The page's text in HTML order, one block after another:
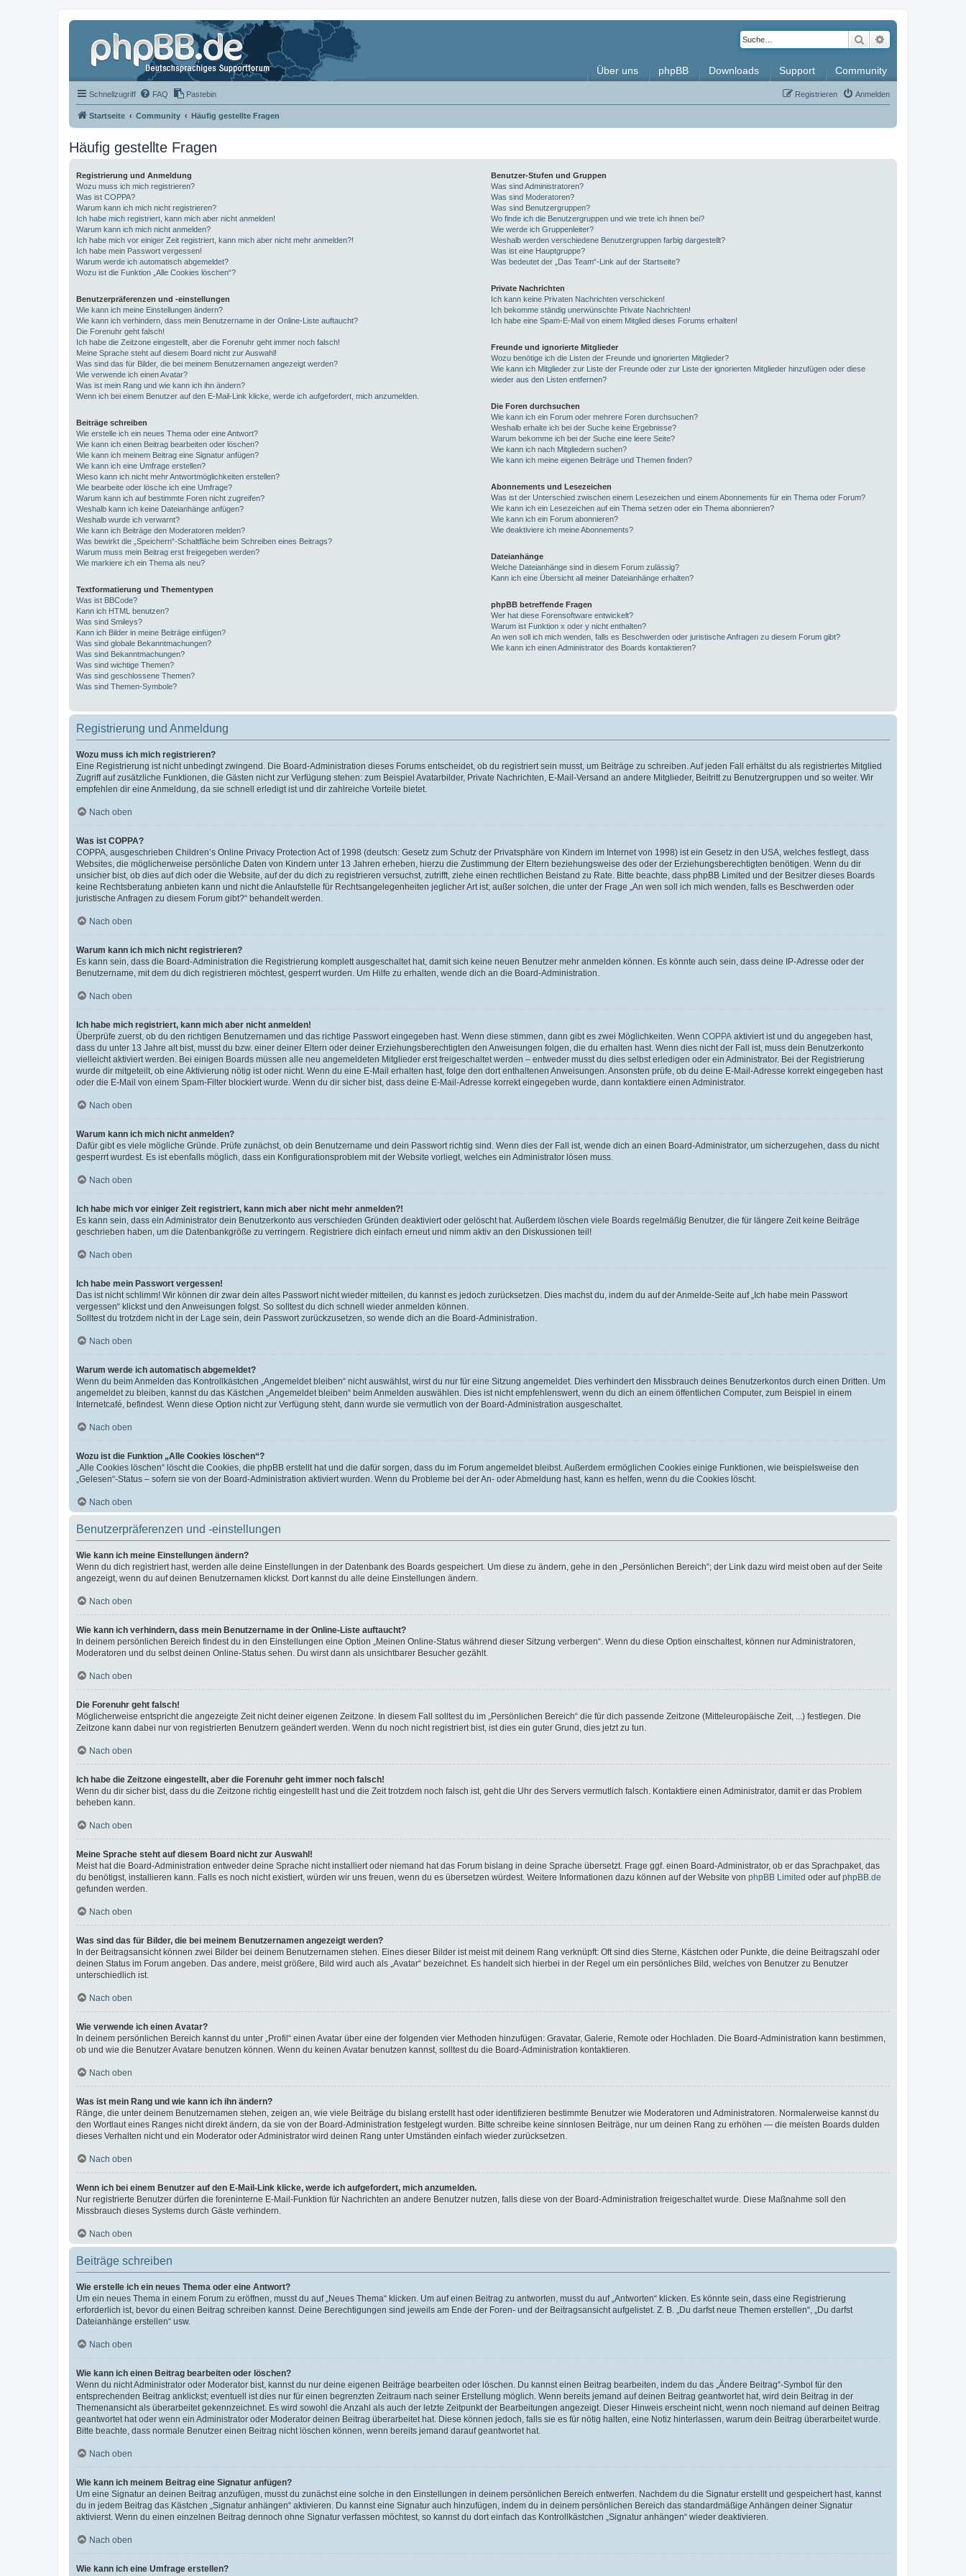
Suche
Über uns phpBB Downloads Support Community
Schnellzugriff FAQ Pastebin Anmelden
Registrieren
Startseite Community Häufig gestellte Fragen
Häufig gestellte Fragen
Registrierung und Anmeldung
Wozu muss ich mich registrieren?
Was ist COPPA?
Warum kann ich mich nicht registrieren?
Ich habe mich registriert, kann mich aber nicht anmelden!
Warum kann ich mich nicht anmelden?
Ich habe mich vor einiger Zeit registriert, kann mich aber nicht mehr anmelden?!
Ich habe mein Passwort vergessen!
Warum werde ich automatisch abgemeldet?
Wozu ist die Funktion „Alle Cookies löschen“?
Benutzerpräferenzen und -einstellungen
Wie kann ich meine Einstellungen ändern?
Wie kann ich verhindern, dass mein Benutzername in der Online-Liste auftaucht?
Die Forenuhr geht falsch!
Ich habe die Zeitzone eingestellt, aber die Forenuhr geht immer noch falsch!
Meine Sprache steht auf diesem Board nicht zur Auswahl!
Was sind das für Bilder, die bei meinem Benutzernamen angezeigt werden?
Wie verwende ich einen Avatar?
Was ist mein Rang und wie kann ich ihn ändern?
Wenn ich bei einem Benutzer auf den E-Mail-Link klicke, werde ich aufgefordert, mich anzumelden.
Beiträge schreiben
Wie erstelle ich ein neues Thema oder eine Antwort?
Wie kann ich einen Beitrag bearbeiten oder löschen?
Wie kann ich meinem Beitrag eine Signatur anfügen?
Wie kann ich eine Umfrage erstellen?
Wieso kann ich nicht mehr Antwortmöglichkeiten erstellen?
Wie bearbeite oder lösche ich eine Umfrage?
Warum kann ich auf bestimmte Foren nicht zugreifen?
Weshalb kann ich keine Dateianhänge anfügen?
Weshalb wurde ich verwarnt?
Wie kann ich Beiträge den Moderatoren melden?
Was bewirkt die „Speichern“-Schaltfläche beim Schreiben eines Beitrags?
Warum muss mein Beitrag erst freigegeben werden?
Wie markiere ich ein Thema als neu?
Textformatierung und Thementypen
Was ist BBCode?
Kann ich HTML benutzen?
Was sind Smileys?
Kann ich Bilder in meine Beiträge einfügen?
Was sind globale Bekanntmachungen?
Was sind Bekanntmachungen?
Was sind wichtige Themen?
Was sind geschlossene Themen?
Was sind Themen-Symbole?
Benutzer-Stufen und Gruppen
Was sind Administratoren?
Was sind Moderatoren?
Was sind Benutzergruppen?
Wo finde ich die Benutzergruppen und wie trete ich ihnen bei?
Wie werde ich Gruppenleiter?
Weshalb werden verschiedene Benutzergruppen farbig dargestellt?
Was ist eine Hauptgruppe?
Was bedeutet der „Das Team“-Link auf der Startseite?
Private Nachrichten
Ich kann keine Privaten Nachrichten verschicken!
Ich bekomme ständig unerwünschte Private Nachrichten!
Ich habe eine Spam-E-Mail von einem Mitglied dieses Forums erhalten!
Freunde und ignorierte Mitglieder
Wozu benötige ich die Listen der Freunde und ignorierten Mitglieder?
Wie kann ich Mitglieder zur Liste der Freunde oder zur Liste der ignorierten Mitglieder hinzufügen oder diese
wieder aus den Listen entfernen?
Die Foren durchsuchen
Wie kann ich ein Forum oder mehrere Foren durchsuchen?
Weshalb erhalte ich bei der Suche keine Ergebnisse?
Warum bekomme ich bei der Suche eine leere Seite?
Wie kann ich nach Mitgliedern suchen?
Wie kann ich meine eigenen Beiträge und Themen finden?
Abonnements und Lesezeichen
Was ist der Unterschied zwischen einem Lesezeichen und einem Abonnements für ein Thema oder Forum?
Wie kann ich ein Lesezeichen auf ein Thema setzen oder ein Thema abonnieren?
Wie kann ich ein Forum abonnieren?
Wie deaktiviere ich meine Abonnements?
Dateianhänge
Welche Dateianhänge sind in diesem Forum zulässig?
Kann ich eine Übersicht all meiner Dateianhänge erhalten?
phpBB betreffende Fragen
Wer hat diese Forensoftware entwickelt?
Warum ist Funktion x oder y nicht enthalten?
An wen soll ich mich wenden, falls es Beschwerden oder juristische Anfragen zu diesem Forum gibt?
Wie kann ich einen Administrator des Boards kontaktieren?
Registrierung und Anmeldung
Wozu muss ich mich registrieren?
Eine Registrierung ist nicht unbedingt zwingend. Die Board-Administration dieses Forums entscheidet, ob du registriert sein musst, um Beiträge zu schreiben. Auf jeden Fall erhältst du als registriertes Mitglied
Zugriff auf zusätzliche Funktionen, die Gästen nicht zur Verfügung stehen: zum Beispiel Avatarbilder, Private Nachrichten, E-Mail-Versand an andere Mitglieder, Beitritt zu Benutzergruppen und so weiter. Wir
empfehlen dir eine Anmeldung, da sie schnell erledigt ist und dir zahlreiche Vorteile bietet.
Nach oben
Was ist COPPA?
COPPA, ausgeschrieben Children’s Online Privacy Protection Act of 1998 (deutsch: Gesetz zum Schutz der Privatsphäre von Kindern im Internet von 1998) ist ein Gesetz in den USA, welches festlegt, dass
Websites, die möglicherweise persönliche Daten von Kindern unter 13 Jahren erheben, hierzu die Zustimmung der Eltern beziehungsweise des oder der Erziehungsberechtigten benötigen. Wenn du dir
unsicher bist, ob dies auf dich oder die Website, auf der du dich zu registrieren versuchst, zutrifft, ziehe einen rechtlichen Beistand zu Rate. Bitte beachte, dass phpBB Limited und der Besitzer dieses Boards
keine Rechtsberatung anbieten kann und nicht die Anlaufstelle für Rechtsangelegenheiten jeglicher Art ist; außer solchen, die unter der Frage „An wen soll ich mich wenden, falls es Beschwerden oder
juristische Anfragen zu diesem Forum gibt?“ behandelt werden.
Nach oben
Warum kann ich mich nicht registrieren?
Es kann sein, dass die Board-Administration die Registrierung komplett ausgeschaltet hat, damit sich keine neuen Benutzer mehr anmelden können. Es könnte auch sein, dass deine IP-Adresse oder der
Benutzername, mit dem du dich registrieren möchtest, gesperrt wurden. Um Hilfe zu erhalten, wende dich an die Board-Administration.
Nach oben
Ich habe mich registriert, kann mich aber nicht anmelden!
Überprüfe zuerst, ob du den richtigen Benutzernamen und das richtige Passwort eingegeben hast. Wenn diese stimmen, dann gibt es zwei Möglichkeiten. Wenn COPPA aktiviert ist und du angegeben hast,
dass du unter 13 Jahre alt bist, musst du bzw. einer deiner Eltern oder deiner Erziehungsberechtigten den Anweisungen folgen, die du erhalten hast. Wenn dies nicht der Fall ist, muss dein Benutzerkonto
vielleicht aktiviert werden. Bei einigen Boards müssen alle neu angemeldeten Mitglieder erst freigeschaltet werden – entweder musst du dies selbst erledigen oder ein Administrator. Bei der Registrierung
wurde dir mitgeteilt, ob eine Aktivierung nötig ist oder nicht. Wenn du eine E-Mail erhalten hast, folge den dort enthaltenen Anweisungen. Ansonsten prüfe, ob du deine E-Mail-Adresse korrekt eingegeben hast
oder die E-Mail von einem Spam-Filter blockiert wurde. Wenn du dir sicher bist, dass deine E-Mail-Adresse korrekt eingegeben wurde, dann kontaktiere einen Administrator.
Nach oben
Warum kann ich mich nicht anmelden?
Dafür gibt es viele mögliche Gründe. Prüfe zunächst, ob dein Benutzername und dein Passwort richtig sind. Wenn dies der Fall ist, wende dich an einen Board-Administrator, um sicherzugehen, dass du nicht
gesperrt wurdest. Es ist ebenfalls möglich, dass ein Konfigurationsproblem mit der Website vorliegt, welches ein Administrator lösen muss.
Nach oben
Ich habe mich vor einiger Zeit registriert, kann mich aber nicht mehr anmelden?!
Es kann sein, dass ein Administrator dein Benutzerkonto aus verschieden Gründen deaktiviert oder gelöscht hat. Außerdem löschen viele Boards regelmäßig Benutzer, die für längere Zeit keine Beiträge
geschrieben haben, um die Datenbankgröße zu verringern. Registriere dich einfach erneut und nimm aktiv an den Diskussionen teil!
Nach oben
Ich habe mein Passwort vergessen!
Das ist nicht schlimm! Wir können dir zwar dein altes Passwort nicht wieder mitteilen, du kannst es jedoch zurücksetzen. Dies machst du, indem du auf der Anmelde-Seite auf „Ich habe mein Passwort
vergessen“ klickst und den Anweisungen folgst. So solltest du dich schnell wieder anmelden können.
Solltest du trotzdem nicht in der Lage sein, dein Passwort zurückzusetzen, so wende dich an die Board-Administration.
Nach oben
Warum werde ich automatisch abgemeldet?
Wenn du beim Anmelden das Kontrollkästchen „Angemeldet bleiben“ nicht auswählst, wirst du nur für eine Sitzung angemeldet. Dies verhindert den Missbrauch deines Benutzerkontos durch einen Dritten. Um
angemeldet zu bleiben, kannst du das Kästchen „Angemeldet bleiben“ beim Anmelden auswählen. Dies ist nicht empfehlenswert, wenn du dich an einem öffentlichen Computer, zum Beispiel in einem
Internetcafé, befindest. Wenn diese Option nicht zur Verfügung steht, dann wurde sie vermutlich von der Board-Administration ausgeschaltet.
Nach oben
Wozu ist die Funktion „Alle Cookies löschen“?
„Alle Cookies löschen“ löscht die Cookies, die phpBB erstellt hat und die dafür sorgen, dass du im Forum angemeldet bleibst. Außerdem ermöglichen Cookies einige Funktionen, wie beispielsweise den
„Gelesen“-Status – sofern sie von der Board-Administration aktiviert wurden. Wenn du Probleme bei der An- oder Abmeldung hast, kann es helfen, wenn du die Cookies löscht.
Nach oben
Benutzerpräferenzen und -einstellungen
Wie kann ich meine Einstellungen ändern?
Wenn du dich registriert hast, werden alle deine Einstellungen in der Datenbank des Boards gespeichert. Um diese zu ändern, gehe in den „Persönlichen Bereich“; der Link dazu wird meist oben auf der Seite
angezeigt, wenn du auf deinen Benutzernamen klickst. Dort kannst du alle deine Einstellungen ändern.
Nach oben
Wie kann ich verhindern, dass mein Benutzername in der Online-Liste auftaucht?
In deinem persönlichen Bereich findest du in den Einstellungen eine Option „Meinen Online-Status während dieser Sitzung verbergen“. Wenn du diese Option einschaltest, können nur Administratoren,
Moderatoren und du selbst deinen Online-Status sehen. Du wirst dann als unsichtbarer Besucher gezählt.
Nach oben
Die Forenuhr geht falsch!
Möglicherweise entspricht die angezeigte Zeit nicht deiner eigenen Zeitzone. In diesem Fall solltest du im „Persönlichen Bereich“ die für dich passende Zeitzone (Mitteleuropäische Zeit, ...) festlegen. Die
Zeitzone kann dabei nur von registrierten Benutzern geändert werden. Wenn du noch nicht registriert bist, ist dies ein guter Grund, dies jetzt zu tun.
Nach oben
Ich habe die Zeitzone eingestellt, aber die Forenuhr geht immer noch falsch!
Wenn du dir sicher bist, dass du die Zeitzone richtig eingestellt hast und die Zeit trotzdem noch falsch ist, geht die Uhr des Servers vermutlich falsch. Kontaktiere einen Administrator, damit er das Problem
beheben kann.
Nach oben
Meine Sprache steht auf diesem Board nicht zur Auswahl!
Meist hat die Board-Administration entweder deine Sprache nicht installiert oder niemand hat das Forum bislang in deine Sprache übersetzt. Frage ggf. einen Board-Administrator, ob er das Sprachpaket, das
du benötigst, installieren kann. Falls es noch nicht existiert, würden wir uns freuen, wenn du es übersetzen würdest. Weitere Informationen dazu können auf der Website von phpBB Limited oder aufphpBB.de
gefunden werden.
Nach oben
Was sind das für Bilder, die bei meinem Benutzernamen angezeigt werden?
In der Beitragsansicht können zwei Bilder bei deinem Benutzernamen stehen. Eines dieser Bilder ist meist mit deinem Rang verknüpft: Oft sind dies Sterne, Kästchen oder Punkte, die deine Beitragszahl oder
deinen Status im Forum angeben. Das andere, meist größere, Bild wird auch als „Avatar“ bezeichnet. Es handelt sich hierbei in der Regel um ein persönliches Bild, welches von Benutzer zu Benutzer
unterschiedlich ist.
Nach oben
Wie verwende ich einen Avatar?
In deinem persönlichen Bereich kannst du unter „Profil“ einen Avatar über eine der folgenden vier Methoden hinzufügen: Gravatar, Galerie, Remote oder Hochladen. Die Board-Administration kann bestimmen,
ob und wie die Benutzer Avatare benutzen können. Wenn du keinen Avatar benutzen kannst, solltest du die Board-Administration kontaktieren.
Nach oben
Was ist mein Rang und wie kann ich ihn ändern?
Ränge, die unter deinem Benutzernamen stehen, zeigen an, wie viele Beiträge du bislang erstellt hast oder identifizieren bestimmte Benutzer wie Moderatoren und Administratoren. Normalerweise kannst du
den Wortlaut eines Ranges nicht direkt ändern, da sie von der Board-Administration festgelegt wurden. Bitte schreibe keine sinnlosen Beiträge, nur um deinen Rang zu erhöhen — die meisten Boards dulden
dieses Verhalten nicht und ein Moderator oder Administrator wird deinen Rang unter Umständen einfach wieder zurücksetzen.
Nach oben
Wenn ich bei einem Benutzer auf den E-Mail-Link klicke, werde ich aufgefordert, mich anzumelden.
Nur registrierte Benutzer dürfen die foreninterne E-Mail-Funktion für Nachrichten an andere Benutzer nutzen, falls diese von der Board-Administration freigeschaltet wurde. Diese Maßnahme soll den
Missbrauch dieses Systems durch Gäste verhindern.
Nach oben
Beiträge schreiben
Wie erstelle ich ein neues Thema oder eine Antwort?
Um ein neues Thema in einem Forum zu eröffnen, musst du auf „Neues Thema“ klicken. Um auf einen Beitrag zu antworten, musst du auf „Antworten“ klicken. Es könnte sein, dass eine Registrierung
erforderlich ist, bevor du einen Beitrag schreiben kannst. Deine Berechtigungen sind jeweils am Ende der Foren- und der Beitragsansicht aufgelistet. Z. B. „Du darfst neue Themen erstellen“, „Du darfst
Dateianhänge erstellen“ usw.
Nach oben
Wie kann ich einen Beitrag bearbeiten oder löschen?
Wenn du nicht Administrator oder Moderator bist, kannst du nur deine eigenen Beiträge bearbeiten oder löschen. Du kannst einen Beitrag bearbeiten, indem du das „Ändere Beitrag“-Symbol für den
entsprechenden Beitrag anklickst; eventuell ist dies nur für einen begrenzten Zeitraum nach seiner Erstellung möglich. Wenn bereits jemand auf deinen Beitrag geantwortet hat, wird dein Beitrag in der
Themenansicht als überarbeitet gekennzeichnet. Es wird sowohl die Anzahl als auch der letzte Zeitpunkt der Bearbeitungen angezeigt. Dieser Hinweis erscheint nicht, wenn noch niemand auf deinen Beitrag
geantwortet hat oder wenn ein Administrator oder Moderator deinen Beitrag überarbeitet hat. Diese können jedoch, falls sie es für nötig halten, eine Notiz hinterlassen, warum dein Beitrag überarbeitet wurde.
Bitte beachte, dass normale Benutzer einen Beitrag nicht löschen können, wenn bereits jemand darauf geantwortet hat.
Nach oben
Wie kann ich meinem Beitrag eine Signatur anfügen?
Um eine Signatur an deinen Beitrag anzufügen, musst du zunächst eine solche in den Einstellungen in deinem persönlichen Bereich entwerfen. Nachdem du die Signatur erstellt und gespeichert hast, kannst
du in jedem Beitrag das Kästchen „Signatur anhängen“ aktivieren. Du kannst eine Signatur auch hinzufügen, indem du in deinem persönlichen Bereich das standardmäßige Anhängen deiner Signatur
aktivierst. Wenn du einen einzelnen Beitrag dennoch ohne Signatur verfassen möchtest, so kannst du dort einfach das Kontrollkästchen „Signatur anhängen“ wieder deaktivieren.
Nach oben
Wie kann ich eine Umfrage erstellen?